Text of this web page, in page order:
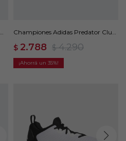
Championes Adidas Predator Club
$ 2.788 $ 4.290
35